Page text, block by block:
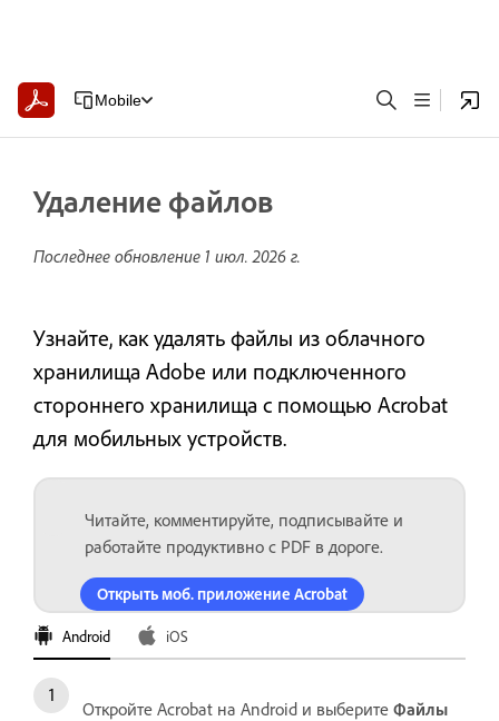
Mobile
Удаление файлов
Последнее обновление 1 июл. 2026 г.
Узнайте, как удалять файлы из облачного
хранилища Adobe или подключенного
стороннего хранилища с помощью Acrobat
для мобильных устройств.
Читайте, комментируйте, подписывайте и
работайте продуктивно с PDF в дороге.
Открыть моб. приложение Acrobat
Android iOS
Откройте Acrobat на Android и выберите Файлы